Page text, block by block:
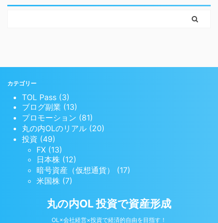
カテゴリー
TOL Pass (3)
ブログ副業 (13)
プロモーション (81)
丸の内OLのリアル (20)
投資 (49)
FX (13)
日本株 (12)
暗号資産（仮想通貨） (17)
米国株 (7)
丸の内OL 投資で資産形成
OL×会社経営×投資で経済的自由を目指す！